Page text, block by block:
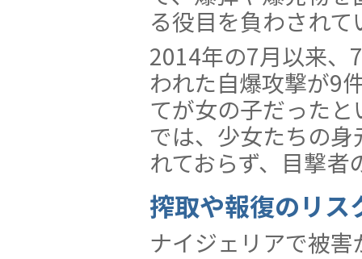
る役目を負わされて
2014年の7月以来、
われた自爆攻撃が9
てが女の子だった
では、少女たちの
れておらず、目撃者
搾取や報復のリス
ナイジェリアで被害